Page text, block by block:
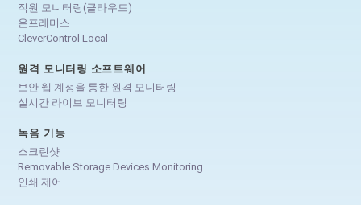
직원 모니터링(클라우드)
온프레미스
CleverControl Local
원격 모니터링 소프트웨어
보안 웹 계정을 통한 원격 모니터링
실시간 라이브 모니터링
녹음 기능
스크린샷
Removable Storage Devices Monitoring
인쇄 제어